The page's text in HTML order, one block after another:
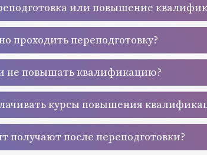
или повышение
проходить переподготовку?
не повышать квалификацию?
курсы повышения
получают после переподготовки?